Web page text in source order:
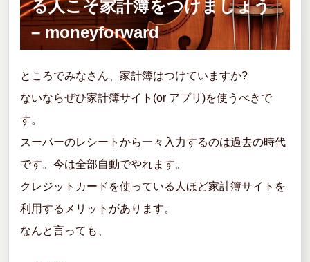
る人こそ家計簿をつけましょう
– moneyforward
ところでみなさん、家計簿はつけていますか?
ないならぜひ家計簿サイト(or アプリ)を使うべきで
す。
スーパーのレシートから一々入力するのは過去の時代
です。今は全部自動でやれます。
クレジットカードを使っている人ほど家計簿サイトを
利用するメリットがあります。
なんと言っても、